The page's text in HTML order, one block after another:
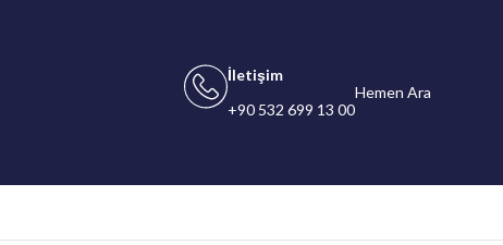
İletişim
+90 532 699 13 00
Hemen Ara